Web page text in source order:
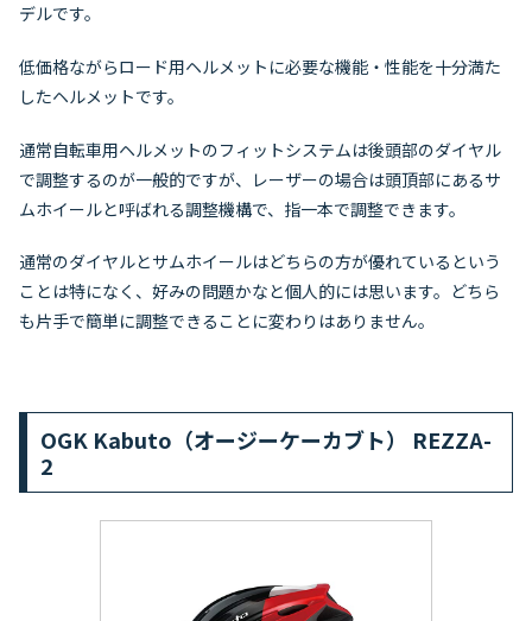
デルです。
低価格ながらロード用ヘルメットに必要な機能・性能を十分満た
したヘルメットです。
通常自転車用ヘルメットのフィットシステムは後頭部のダイヤル
で調整するのが一般的ですが、レーザーの場合は頭頂部にあるサ
ムホイールと呼ばれる調整機構で、指一本で調整できます。
通常のダイヤルとサムホイールはどちらの方が優れているという
ことは特になく、好みの問題かなと個人的には思います。どちら
も片手で簡単に調整できることに変わりはありません。
OGK Kabuto（オージーケーカブト） REZZA-
2